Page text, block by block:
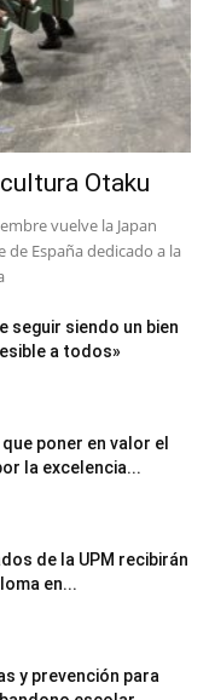
Otaku
vuelve la Japan
España dedicado a la
seguir siendo un bien
a todos»
que poner en valor el
la excelencia...
de la UPM recibirán
en...
y prevención para